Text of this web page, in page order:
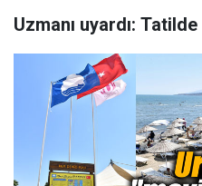
Uzmanı uyardı: